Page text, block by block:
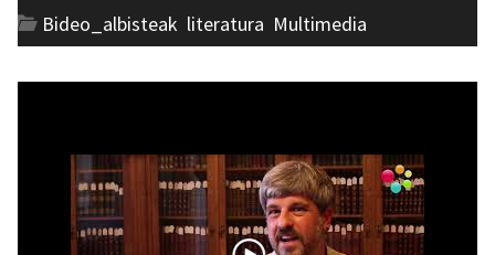
Bideo_albisteak literatura Multimedia